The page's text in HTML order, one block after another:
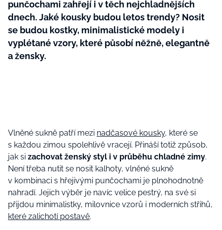
punčochami zahřejí i v těch nejchladnějších
dnech. Jaké kousky budou letos trendy? Nosit
se budou kostky, minimalistické modely i
vyplétané vzory, které působí něžně, elegantně
a žensky.
Vlněné sukně patří mezi nadčasové kousky, které se
s každou zimou spolehlivě vracejí. Přináší totiž způsob,
jak si zachovat ženský styl i v průběhu chladné zimy.
Není třeba nutit se nosit kalhoty, vlněné sukně
v kombinaci s hřejivými punčochami je plnohodnotně
nahradí. Jejich výběr je navíc velice pestrý, na své si
přijdou minimalistky, milovnice vzorů i moderních střihů,
které zalichotí postavě.